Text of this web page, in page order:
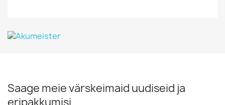
Saage meie värskeimaid uudiseid ja
eripakkumisi